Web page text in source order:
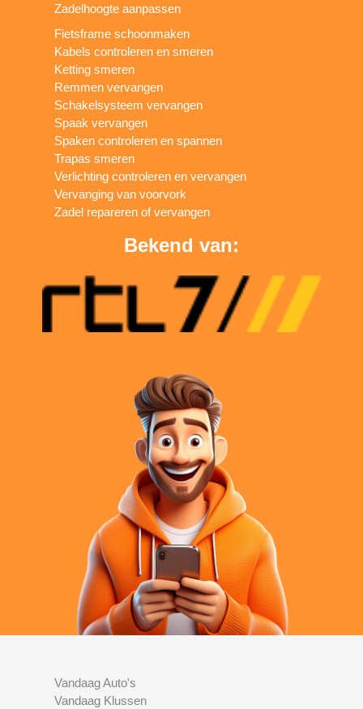
Zadelhoogte aanpassen
Fietsframe schoonmaken
Kabels controleren en smeren
Ketting smeren
Remmen vervangen
Schakelsysteem vervangen
Spaak vervangen
Spaken controleren en spannen
Trapas smeren
Verlichting controleren en vervangen
Vervanging van voorvork
Zadel repareren of vervangen
Bekend van:
Vandaag Auto's
Vandaag Klussen